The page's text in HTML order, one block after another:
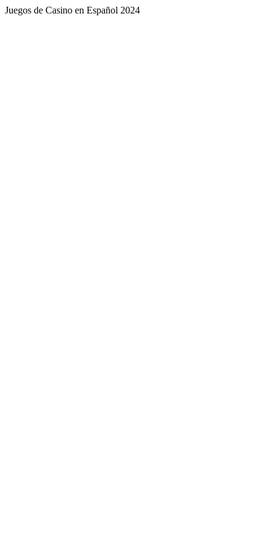
Juegos de Casino en Español 2024